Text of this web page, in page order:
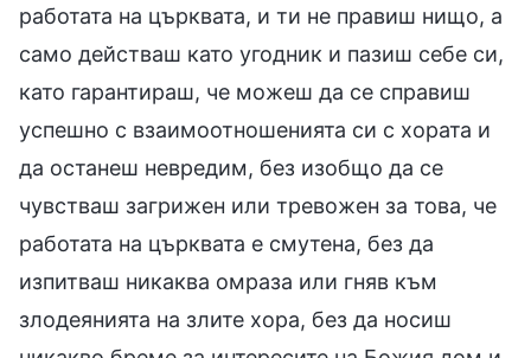
работата на църквата, и ти не правиш нищо, а
само действаш като угодник и пазиш себе си,
като гарантираш, че можеш да се справиш
успешно с взаимоотношенията си с хората и
да останеш невредим, без изобщо да се
чувстваш загрижен или тревожен за това, че
работата на църквата е смутена, без да
изпитваш никаква омраза или гняв към
злодеянията на злите хора, без да носиш